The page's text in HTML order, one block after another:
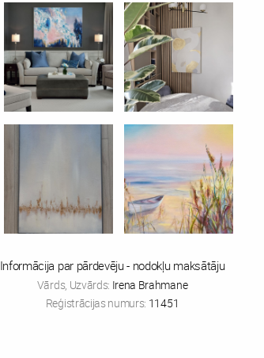
Informācija par pārdevēju - nodokļu maksātāju
Vārds, Uzvārds: Irena Brahmane
Reģistrācijas numurs: 11451